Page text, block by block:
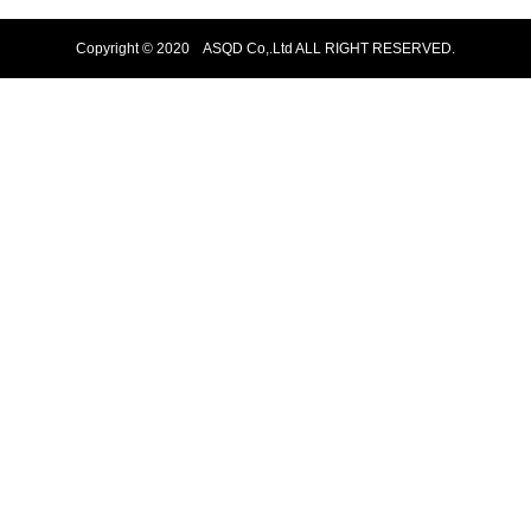
Copyright © 2020 ASQD Co,.Ltd ALL RIGHT RESERVED.